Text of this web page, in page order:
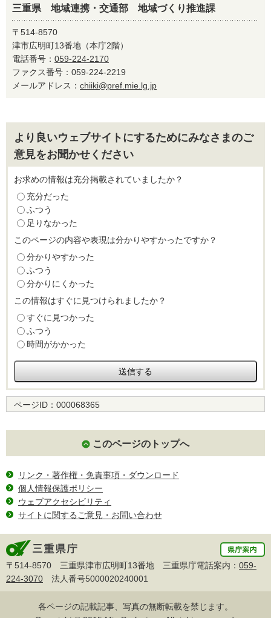
三重県 地域連携・交通部 地域づくり推進課
〒514-8570
津市広明町13番地（本庁2階）
電話番号： 059-224-2170
ファクス番号：059-224-2219
メールアドレス： chiiki@pref.mie.lg.jp
より良いウェブサイトにするためにみなさまのご
意見をお聞かせください
お求めの情報は充分掲載されていましたか？
充分だった
ふつう
足りなかった
このページの内容や表現は分かりやすかったですか？
分かりやすかった
ふつう
分かりにくかった
この情報はすぐに見つけられましたか？
すぐに見つかった
ふつう
時間がかかった
ページID： 000068365
このページのトップへ
リンク・著作権・免責事項・ダウンロード
個人情報保護ポリシー
ウェブアクセシビリティ
サイトに関するご意見・お問い合わせ
〒514-8570 三重県津市広明町13番地 三重県庁電話案内： 059-
224-3070 法人番号5000020240001
各ページの記載記事、写真の無断転載を禁じます。